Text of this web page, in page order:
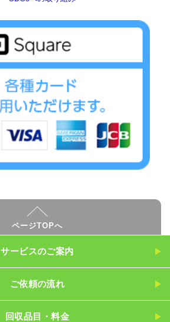
ページTOPへ
サービスのご案内
ご依頼の流れ
回収品目・料金